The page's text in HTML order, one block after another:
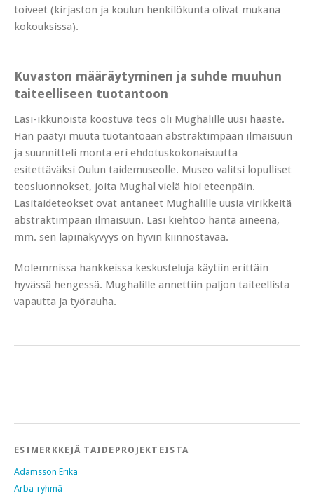
toiveet (kirjaston ja koulun henkilökunta olivat mukana
kokouksissa).
Kuvaston määräytyminen ja suhde muuhun
taiteelliseen tuotantoon
Lasi-ikkunoista koostuva teos oli Mughalille uusi haaste.
Hän päätyi muuta tuotantoaan abstraktimpaan ilmaisuun
ja suunnitteli monta eri ehdotuskokonaisuutta
esitettäväksi Oulun taidemuseolle. Museo valitsi lopulliset
teosluonnokset, joita Mughal vielä hioi eteenpäin.
Lasitaideteokset ovat antaneet Mughalille uusia virikkeitä
abstraktimpaan ilmaisuun. Lasi kiehtoo häntä aineena,
mm. sen läpinäkyvyys on hyvin kiinnostavaa.
Molemmissa hankkeissa keskusteluja käytiin erittäin
hyvässä hengessä. Mughalille annettiin paljon taiteellista
vapautta ja työrauha.
ESIMERKKEJÄ TAIDEPROJEKTEISTA
Adamsson Erika
Arba-ryhmä